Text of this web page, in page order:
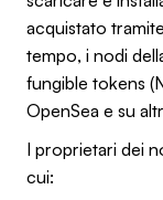
acquistato
tempo, i nodi
fungible tokens
OpenSea e su
I proprietari dei
cui: